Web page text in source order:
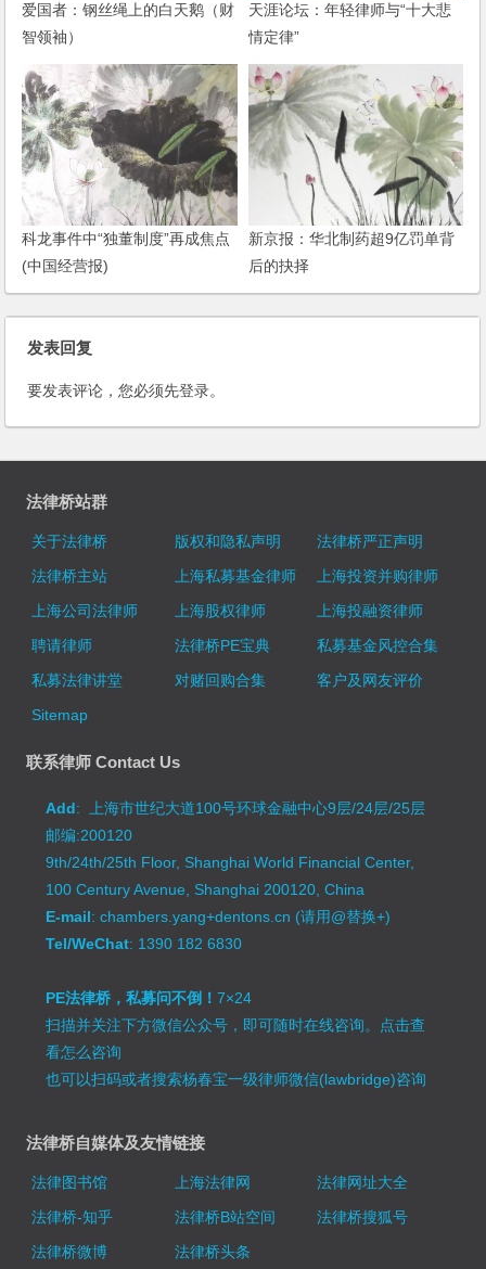
爱国者：钢丝绳上的白天鹅（财
智领袖）
天涯论坛：年轻律师与“十大悲
情定律”
科龙事件中“独董制度”再成焦点
(中国经营报)
新京报：华北制药超9亿罚单背
后的抉择
发表回复
要发表评论，您必须先登录。
法律桥站群
关于法律桥 版权和隐私声明
法律桥严正声明
法律桥主站
上海私募基金律师
上海投资并购律师
上海公司法律师
上海股权律师
上海投融资律师
聘请律师
法律桥PE宝典
私募基金风控合集
私募法律讲堂
对赌回购合集
客户及网友评价
Sitemap
联系律师 Contact Us
Add: 上海市世纪大道100号环球金融中心9层/24层/25层
邮编:200120
9th/24th/25th Floor, Shanghai World Financial Center,
100 Century Avenue, Shanghai 200120, China
E-mail: chambers.yang+dentons.cn (请用@替换+)
Tel/WeChat: 1390 182 6830
PE法律桥，私募问不倒！7×24
扫描并关注下方微信公众号，即可随时在线咨询。 点击查
看怎么咨询
也可以扫码或者搜索杨春宝一级律师微信(lawbridge)咨询
法律桥自媒体及友情链接
法律图书馆 上海法律网
法律网址大全
法律桥-知乎
法律桥B站空间
法律桥搜狐号
法律桥微博
法律桥头条